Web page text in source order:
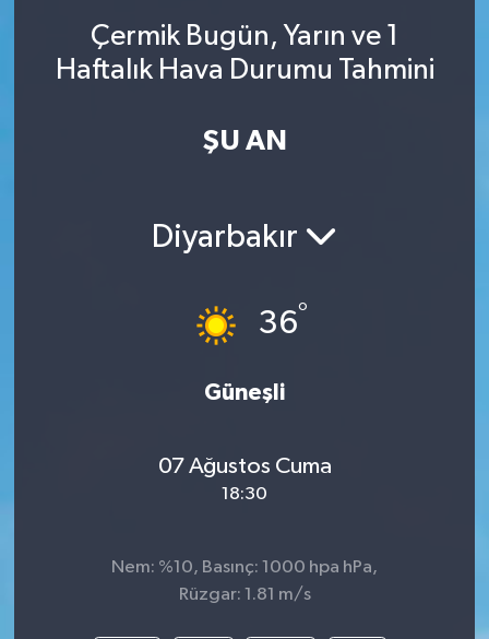
Çermik Bugün, Yarın ve 1
Haftalık Hava Durumu Tahmini
ŞU AN
Diyarbakır
36°
Güneşli
07 Ağustos Cuma
18:30
Nem: %10, Basınç: 1000 hpa hPa,
Rüzgar: 1.81 m/s
Eğitim